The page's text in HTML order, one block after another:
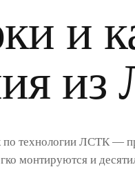
и
технологии ЛСТК —
монтируются и